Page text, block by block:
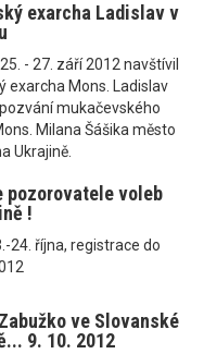
exarcha Ladislav v
- 27. září 2012 navštívil
exarcha Mons. Ladislav
mukačevského
Milana Šášika město
Ukrajině.
pozorovatele voleb
!
24. října, registrace do
ve Slovanské
9. 10. 2012